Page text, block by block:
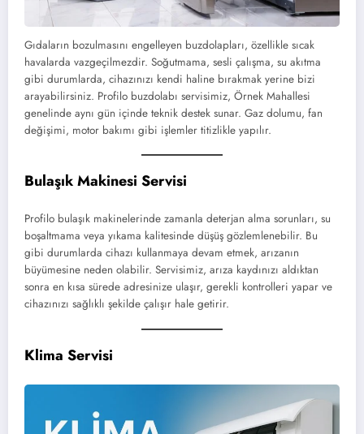
Gıdaların bozulmasını engelleyen buzdolapları, özellikle sıcak
havalarda vazgeçilmezdir. Soğutmama, sesli çalışma, su akıtma
gibi durumlarda, cihazınızı kendi haline bırakmak yerine bizi
arayabilirsiniz. Profilo buzdolabı servisimiz, Örnek Mahallesi
genelinde aynı gün içinde teknik destek sunar. Gaz dolumu, fan
değişimi, motor bakımı gibi işlemler titizlikle yapılır.
Bulaşık Makinesi Servisi
Profilo bulaşık makinelerinde zamanla deterjan alma sorunları, su
boşaltmama veya yıkama kalitesinde düşüş gözlemlenebilir. Bu
gibi durumlarda cihazı kullanmaya devam etmek, arızanın
büyümesine neden olabilir. Servisimiz, arıza kaydınızı aldıktan
sonra en kısa sürede adresinize ulaşır, gerekli kontrolleri yapar ve
cihazınızı sağlıklı şekilde çalışır hale getirir.
Klima Servisi